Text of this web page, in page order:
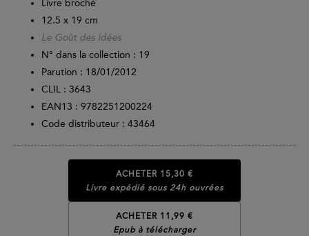
Livre broché
12.5 x 19 cm
Le Goût des idées
N° dans la collection : 19
Parution : 18/01/2012
CLIL : 3643
EAN13 : 9782251200224
Code distributeur : 43464
ACHETER 15,30 €
Livre expédié sous 24h ouvrées
ACHETER 11,99 €
Epub à télécharger